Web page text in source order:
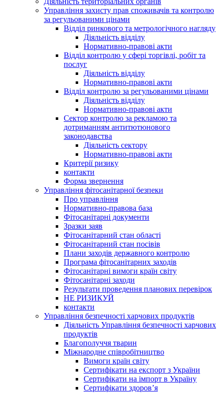
Управління захисту прав споживачів та контролю
за регульованими цінами
Відділ ринкового та метрологічного нагляду
Діяльність відділу
Нормативно-правові акти
Відділ контролю у сфері торгівлі, робіт та
послуг
Діяльність відділу
Нормативно-правові акти
Відділ контролю за регульованими цінами
Діяльність відділу
Нормативно-правові акти
Сектор контролю за рекламою та
дотриманням антитютюнового
законодавства
Діяльність сектору
Нормативно-правові акти
Критерії ризику
контакти
Форма звернення
Управління фітосанітарної безпеки
Про управління
Нормативно-правова база
Фітосанітарні документи
Зразки заяв
Фітосанітарний стан області
Фітосанітарний стан посівів
Плани заходів державного контролю
Програма фітосанітарних заходів
Фітосанітарні вимоги країн світу
Фітосанітарні заходи
Результати проведення планових перевірок
НЕ РИЗИКУЙ
контакти
Управління безпечності харчових продуктів
Діяльність Управління безпечності харчових
продуктів
Благополуччя тварин
Міжнародне співробітництво
Вимоги країн світу
Сертифікати на експорт з України
Сертифікати на імпорт в Україну
Сертифікати здоров’я